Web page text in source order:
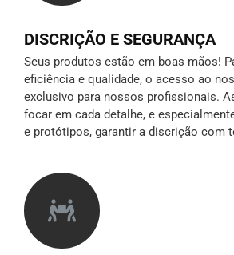
DISCRIÇÃO E SEGURANÇA
Seus produtos estão em boas mãos!
eficiência e qualidade, o acesso ao
exclusivo para nossos profissionais.
focar em cada detalhe, e
e protótipos, garantir a discrição com